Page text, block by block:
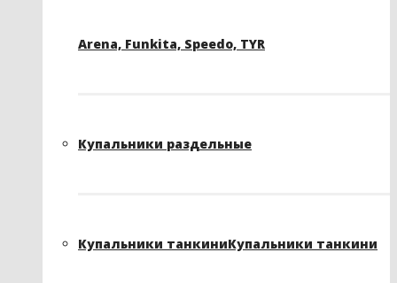
Arena, Funkita, Speedo, TYR
Купальники раздельные
Купальники танкиниКупальники танкини